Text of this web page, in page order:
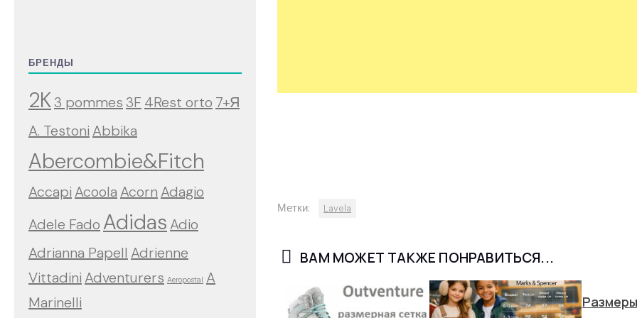
Метки: Lavela
ВАМ МОЖЕТ ТАКЖЕ ПОНРАВИТЬСЯ...
БРЕНДЫ
2K3 pommes3F 4Rest orto 7+Я
A. Testoni Abbika
Abercombie&Fitch
Accapi Acoola Acorn Adagio
Adele Fado Adidas Adio
Adrianna Papell Adrienne
Vittadini Adventurers Aeropostal A
Marinelli